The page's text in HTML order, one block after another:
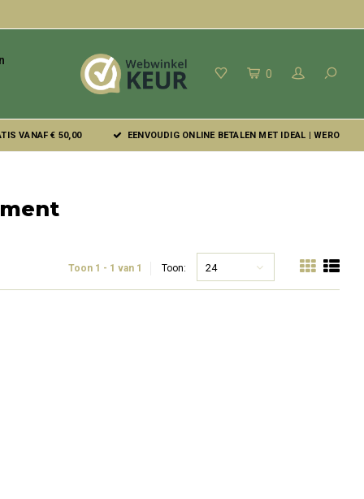
0
VANAF € 50,00 EENVOUDIG ONLINE BETALEN MET IDEAL | WERO
Toon 1 - 1 van 1 Toon: 24